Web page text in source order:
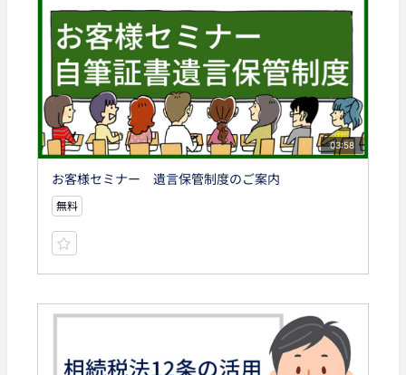
03:58
お客様セミナー 遺言保管制度のご案内
無料